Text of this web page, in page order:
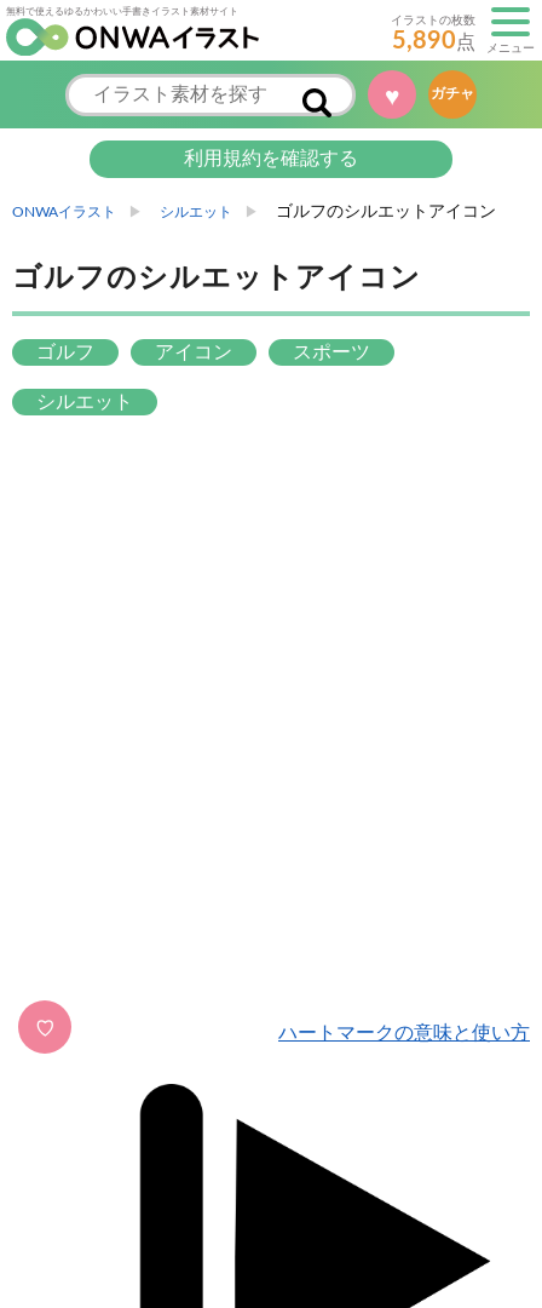
無料で使えるゆるかわいい手書きイラスト素材サイト
イラストの枚数
5,890点 メニュー
♥ ガチャ
利用規約を確認する
ONWAイラスト シルエット ゴルフのシルエットアイコン
ゴルフのシルエットアイコン
ゴルフ アイコン スポーツ
シルエット
♡ ハートマークの意味と使い方